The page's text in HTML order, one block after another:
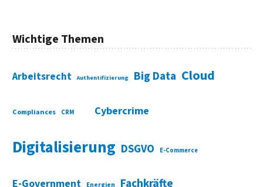
Wichtige Themen
Arbeitsrecht Authentifizierung Big Data Cloud
Compliances CRM Cybercrime
Digitalisierung DSGVO E-Commerce
E-Government Energien